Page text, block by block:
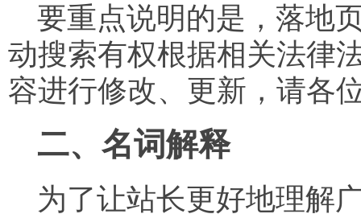
要重点说明的是，落地
动搜索有权根据相关法律
容进行修改、更新，请各
二、名词解释
为了让站长更好地理解